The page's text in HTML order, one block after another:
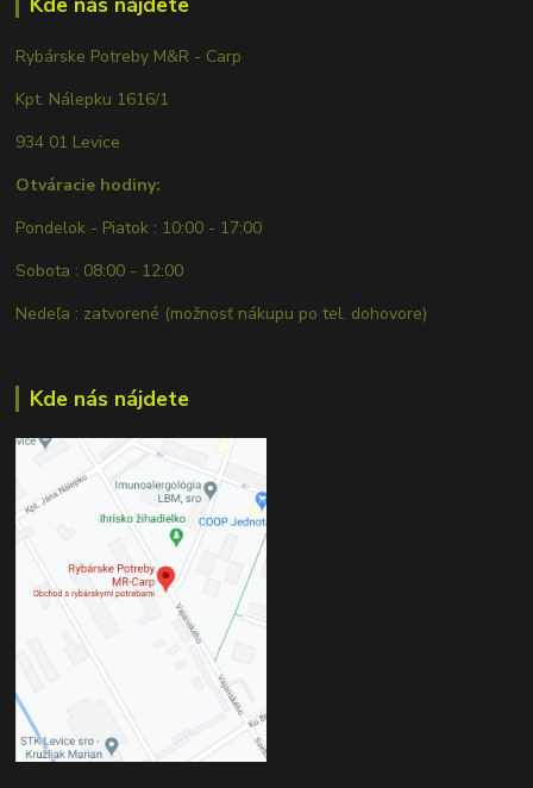
Rybárske Potreby M&R - Carp
Kpt. Nálepku 1616/1
934 01 Levice
Otváracie hodiny:
Pondelok - Piatok : 10:00 - 17:00
Sobota : 08:00 - 12:00
Nedeľa : zatvorené (možnosť nákupu po tel. dohovore)
Kde nás nájdete